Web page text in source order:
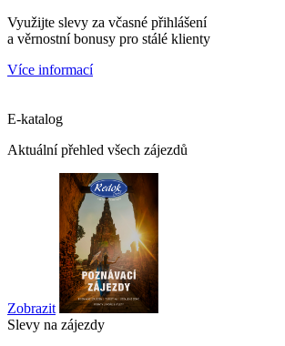
Využijte slevy za včasné přihlášení
a věrnostní bonusy pro stálé klienty
Více informací
E-katalog
Aktuální přehled všech zájezdů
Zobrazit
Slevy na zájezdy